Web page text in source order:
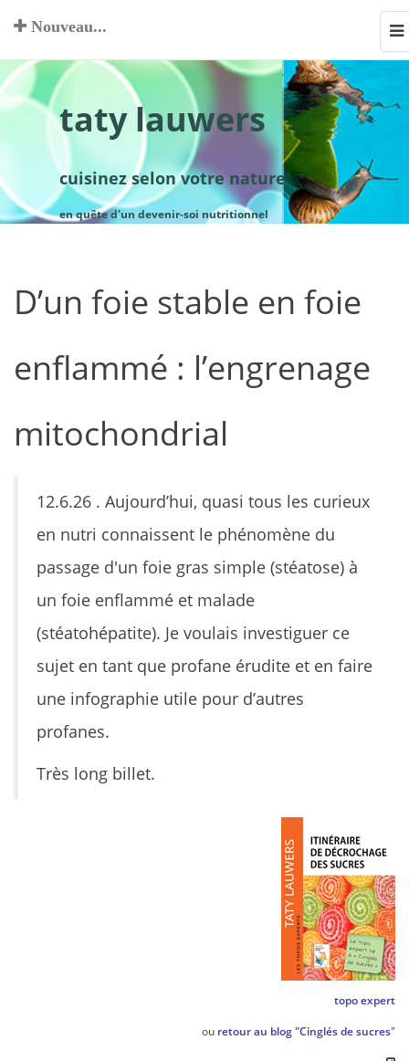
Nouveau...
taty lauwers
cuisinez selon votre nature
en quête d'un devenir-soi nutritionnel
D’un foie stable en foie
enflammé : l’engrenage
mitochondrial
12.6.26 . Aujourd’hui, quasi tous les curieux
en nutri connaissent le phénomène du
passage d'un foie gras simple (stéatose) à
un foie enflammé et malade
(stéatohépatite). Je voulais investiguer ce
sujet en tant que profane érudite et en faire
une infographie utile pour d’autres
profanes.
Très long billet.
topo expert
ou retour au blog "Cinglés de sucres"